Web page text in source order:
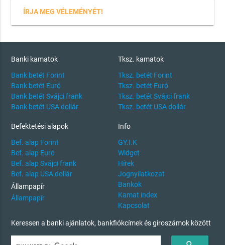
ÍRJA MEG VÉLEMÉNYÉT!
Banki kamatok
Bank betét Forint
Bank betét Euró
Bank betét Svájci frank
Bank betét USA dollár
Tksz. kamatok
Tksz. betét Forint
Tksz. betét Euró
Tksz. betét Svájci frank
Tksz. betét USA dollár
Befektetési alapok
Bef. alap Forint
Bef. alap Euró
Bef. alap Svájci frank
Bef. alap USA dollár
Állampapír
Állampapír
Info
GY.I.K
Widget
Hírek
Jognyilatkozat
Bankok
Kamat index
Kapcsolat
Keressen a banki ajánlatok, bankfiókcímek és giroszámok között